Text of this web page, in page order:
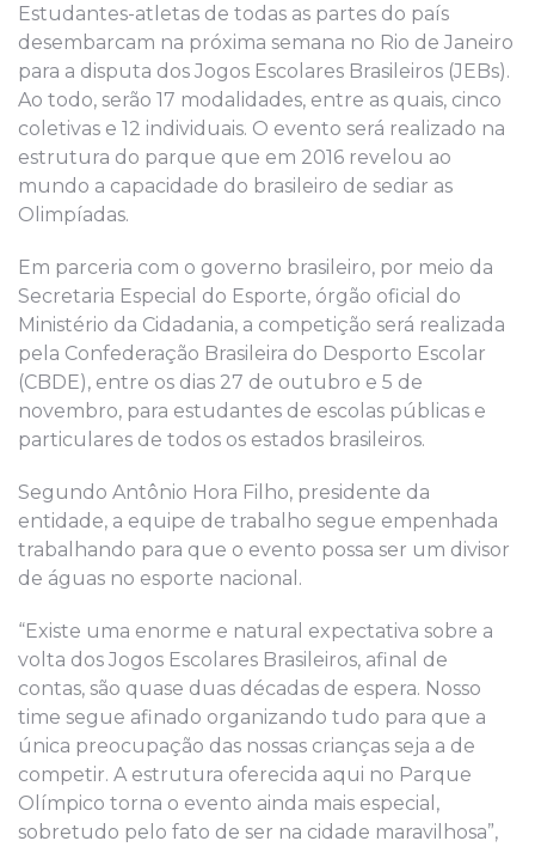
Estudantes-atletas de todas as partes do país
desembarcam na próxima semana no Rio de Janeiro
para a disputa dos Jogos Escolares Brasileiros (JEBs).
Ao todo, serão 17 modalidades, entre as quais, cinco
coletivas e 12 individuais. O evento será realizado na
estrutura do parque que em 2016 revelou ao
mundo a capacidade do brasileiro de sediar as
Olimpíadas.
Em parceria com o governo brasileiro, por meio da
Secretaria Especial do Esporte, órgão oficial do
Ministério da Cidadania, a competição será realizada
pela Confederação Brasileira do Desporto Escolar
(CBDE), entre os dias 27 de outubro e 5 de
novembro, para estudantes de escolas públicas e
particulares de todos os estados brasileiros.
Segundo Antônio Hora Filho, presidente da
entidade, a equipe de trabalho segue empenhada
trabalhando para que o evento possa ser um divisor
de águas no esporte nacional.
“Existe uma enorme e natural expectativa sobre a
volta dos Jogos Escolares Brasileiros, afinal de
contas, são quase duas décadas de espera. Nosso
time segue afinado organizando tudo para que a
única preocupação das nossas crianças seja a de
competir. A estrutura oferecida aqui no Parque
Olímpico torna o evento ainda mais especial,
sobretudo pelo fato de ser na cidade maravilhosa”,